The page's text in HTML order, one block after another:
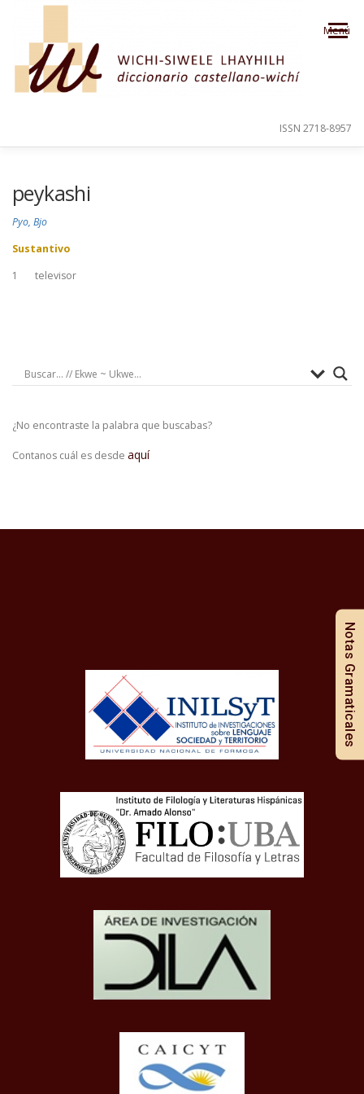
Saltar al contenido
Menú
ISSN 2718-8957
peykashi
Pyo, Bjo
Sustantivo
1
televisor
¿No encontraste la palabra que buscabas?
Contanos cuál es desde aquí
Notas Gramaticales